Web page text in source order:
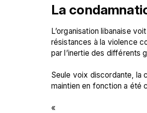
La
L’organisation libanaise
résistances à la violence
par l’inertie des différents
Seule voix discordante, la
maintien en fonction a été
«